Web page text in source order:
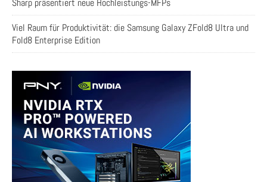
Sharp präsentiert neue Hochleistungs-MFPs
Viel Raum für Produktivität: die Samsung Galaxy ZFold8 Ultra und
Fold8 Enterprise Edition